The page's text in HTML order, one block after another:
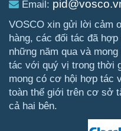
Email:
VOSCO xin gửi lời cảm
hàng, các đối tác đã
những năm qua và
tác với quý vị trong thời
mong có cơ hội hợp tác
toàn thế giới trên cơ sở
cả hai bên.